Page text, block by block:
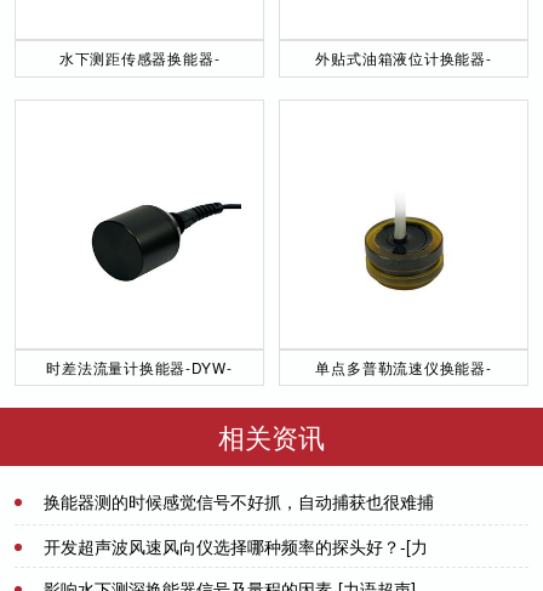
水下测距传感器换能器-
外贴式油箱液位计换能器-
时差法流量计换能器-DYW-
单点多普勒流速仪换能器-
相关资讯
换能器测的时候感觉信号不好抓，自动捕获也很难捕
获，是触发电平设的太低了？
开发超声波风速风向仪选择哪种频率的探头好？-[力